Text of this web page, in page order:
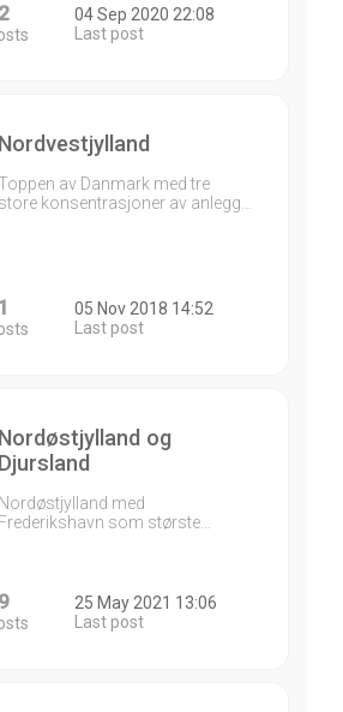
04 Sep 2020 22:08
Last post
Nordvestjylland
av Danmark med tre
store konsentrasjoner av anlegg…
05 Nov 2018 14:52
Last post
Nordøstjylland og
Djursland
Nordøstjylland med
Frederikshavn som største…
25 May 2021 13:06
Last post